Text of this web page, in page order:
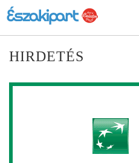
HIRDETÉS